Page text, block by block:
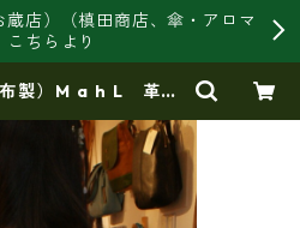
店）（槙田商店、傘・アロマ
ちらより
製）M a h L 革コ
ッグ製造販売【日本
布 専門店】レナ ジ
ド ショップ